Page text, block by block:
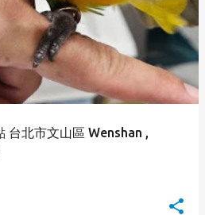
台北市文山區 Wenshan ,